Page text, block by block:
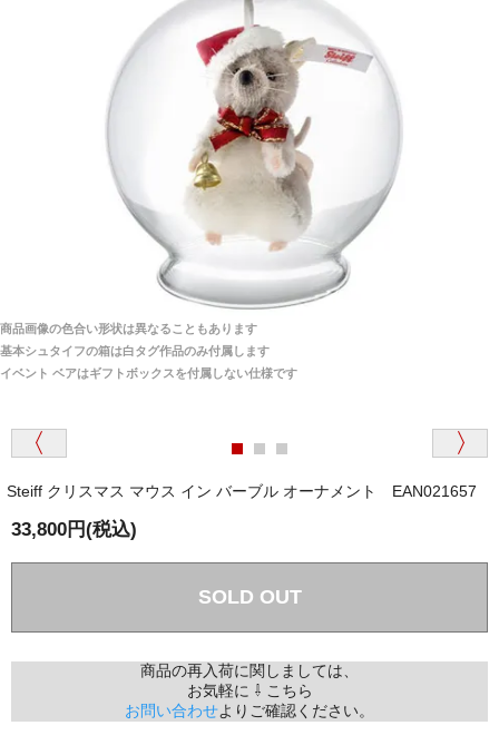
海外からのお取り寄せと言うことですが、商品はきち
んと届きますか？
ご安心ください！商品は確実にお届けします。
商品は直接海外から届くのですか。受取の際、関税な
どはかかりますか？
商品は全て当店へ入荷させたのち欠品を行いお客様
関税はすべて当店にて処理しますのでお客様のご負担
は一切ありません。
商品が届くまでにはどのくらいの期間がかかります
か？
国内で一度検品をしますので、決済確認後、２～４
週間でのお届けとなります。
（稀に、通関手続き等に時間がかかり、納期が遅れる
注文のキャンセルは可能ですか？
「ChatGPTを利用したところ「くまの小屋」さ
んを紹介され…」
埼玉県 S・W 様
「送られる際にメールなどで届けて頂きとても
安心感がありました」
大阪府 Y・W 様 （男性）
「取り扱っているNetショップで一番信用出来
兵庫県 A・K 様 （女性）
「ベアちゃんの紹介分が丁寧に書かれていたこ
と（いつの作品など）」
埼玉県 K・I 様 （女性）
「購入してから商品到着までメールを何度か頂
商品画像の色合い形状は異なることもあります
基本シュタイフの箱は白タグ作品のみ付属します
イベント ベアはギフトボックスを付属しない仕様です
Steiff クリスマス マウス イン バーブル オーナメント EAN021657
33,800円(税込)
SOLD OUT
商品の再入荷に関しましては、
お気軽に ⇩ こちら
お問い合わせよりご確認ください。